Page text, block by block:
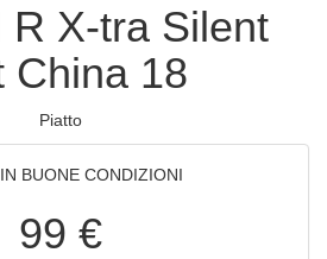
R X-tra Silent
China 18
Piatto
BUONE CONDIZIONI
99 €